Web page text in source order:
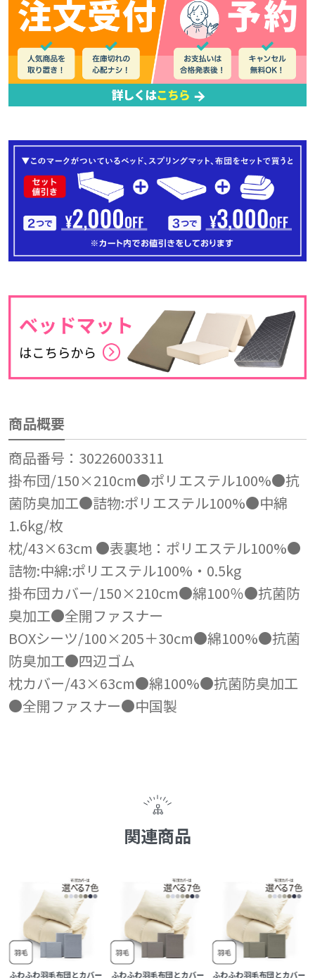
商品概要
商品番号：30226003311
掛布団/150×210cm●ポリエステル100%●抗
菌防臭加工●詰物:ポリエステル100%●中綿
1.6kg/枚
枕/43×63cm ●表裏地：ポリエステル100%●
詰物:中綿:ポリエステル100%・0.5kg
掛布団カバー/150×210cm●綿100％●抗菌防
臭加工●全開ファスナー
BOXシーツ/100×205＋30cm●綿100%●抗菌
防臭加工●四辺ゴム
枕カバー/43×63cm●綿100%●抗菌防臭加工
●全開ファスナー●中国製
関連商品
ふわふわ羽毛布団とカバー
ふわふわ羽毛布団とカバー
ふわふわ羽毛布団とカバー